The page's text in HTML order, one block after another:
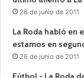
26 de junio de 2011
La Roda habló en
estamos en
26 de junio de 2011